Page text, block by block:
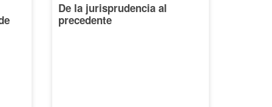
De la jurisprudencia al
precedente